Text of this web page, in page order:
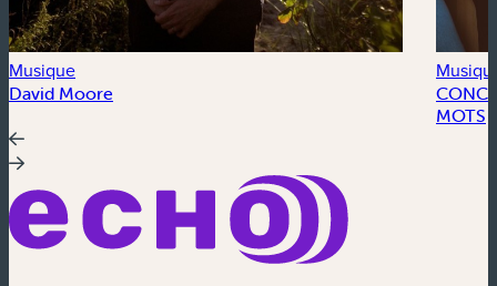
Musique
David Moore
MOTS